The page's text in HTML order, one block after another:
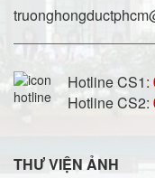
Hotline CS1:
Hotline CS2:
THƯ VIỆN ẢNH